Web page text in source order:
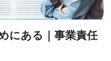
にある｜事業責任